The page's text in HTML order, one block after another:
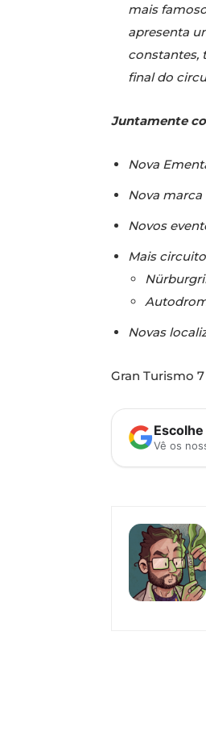
mais
apresenta
constantes,
final do
Juntamente
Nova
Nova marca
Novos
Mais
Novas
Gran Turismo
Vê os